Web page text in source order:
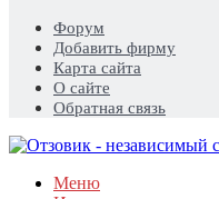
Форум
Добавить фирму
Карта сайта
О сайте
Обратная связь
Меню